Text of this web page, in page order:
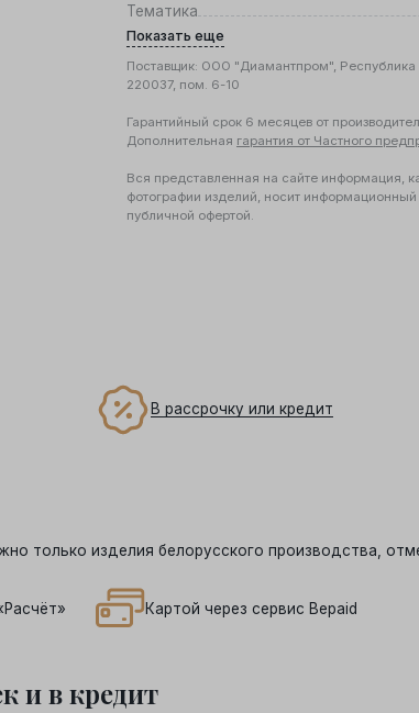
Тематика
Показать еще
Поставщик: ООО "Диамантпром", Республика
220037, пом. 6-10
Гарантийный срок 6 месяцев от
Дополнительная гарантия от Частного
Вся представленная на сайте информация,
фотографии изделий, носит информационный
публичной офертой.
В рассрочку или кредит
только изделия белорусского производства,
Картой через сервис Bepaid
и в кредит